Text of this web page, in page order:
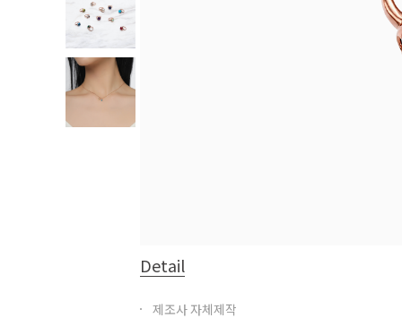
Detail
제조사 자체제작